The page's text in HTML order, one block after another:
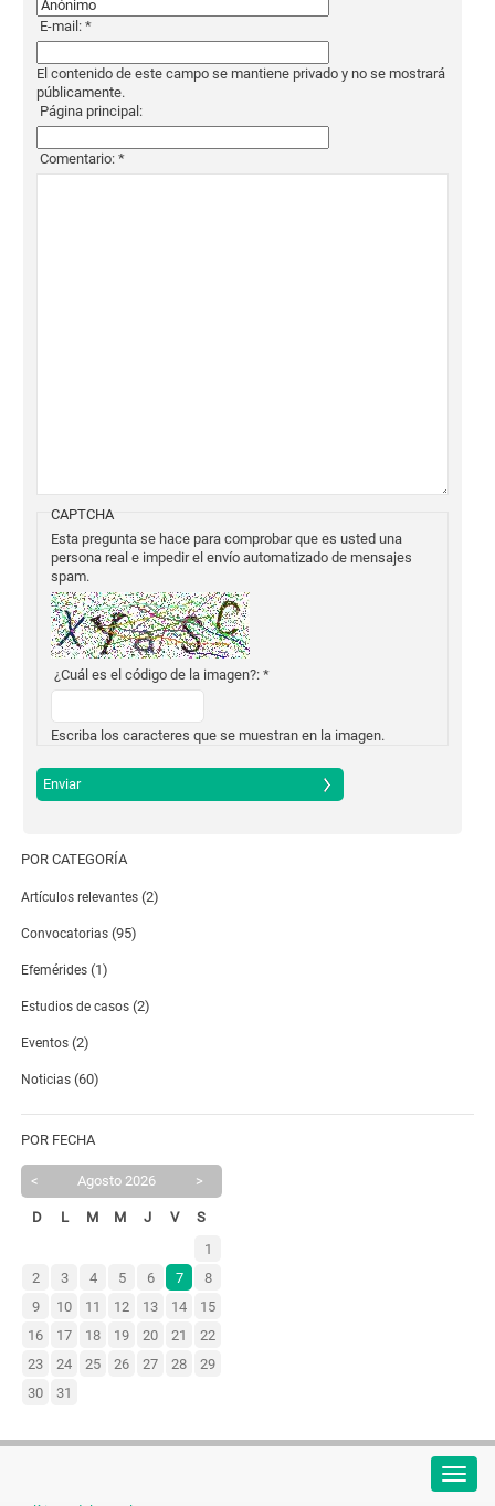
E-mail: *
El contenido de este campo se mantiene privado y no se mostrará
públicamente.
Página principal:
Comentario: *
CAPTCHA
Esta pregunta se hace para comprobar que es usted una
persona real e impedir el envío automatizado de mensajes
spam.
¿Cuál es el código de la imagen?: *
Escriba los caracteres que se muestran en la imagen.
POR CATEGORÍA
Artículos relevantes (2)
Convocatorias (95)
Efemérides(1)
Estudios de casos (2)
Eventos (2)
Noticias (60)
POR FECHA
< Agosto 2026 >
D L M M J V
S
1
2
3 4 5 6 7
8
9
10 11 12 13 14
15
16
17 18 19 20 21
22
23
24 25 26 27 28
29
30
31